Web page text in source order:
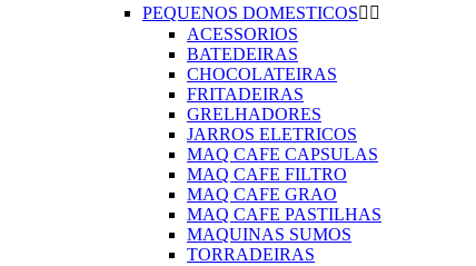
PEQUENOS DOMESTICOS 
ACESSORIOS
BATEDEIRAS
CHOCOLATEIRAS
FRITADEIRAS
GRELHADORES
JARROS ELETRICOS
MAQ CAFE CAPSULAS
MAQ CAFE FILTRO
MAQ CAFE GRAO
MAQ CAFE PASTILHAS
MAQUINAS SUMOS
TORRADEIRAS